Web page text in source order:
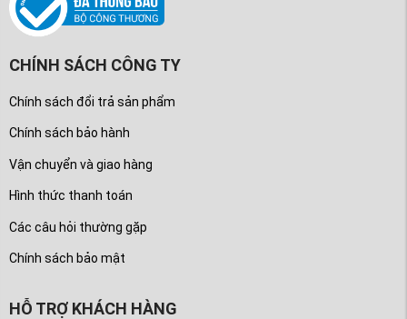
CHÍNH SÁCH CÔNG TY
Chính sách đổi trả sản phẩm
Chính sách bảo hành
Vận chuyển và giao hàng
Hình thức thanh toán
Các câu hỏi thường gặp
Chính sách bảo mật
HỖ TRỢ KHÁCH HÀNG